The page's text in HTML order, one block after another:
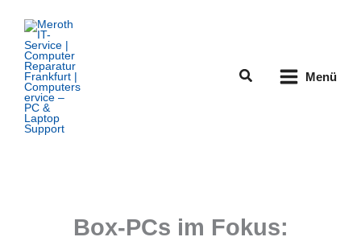
Inhalt
springen
Suchen Menü
Box-PCs im Fokus: